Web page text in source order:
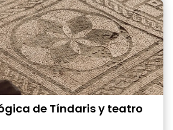
de Tíndaris y teatro